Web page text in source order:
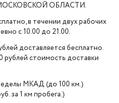
ОБЛАСТИ.
в течении двух рабочих
с 10.00 до 21.00.
доставляется бесплатно.
рублей стоимость доставки
МКАД (до 100 км.)
за 1 км пробега.)